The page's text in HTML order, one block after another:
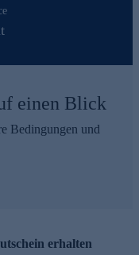
einen Blick
Bedingungen und
erhalten